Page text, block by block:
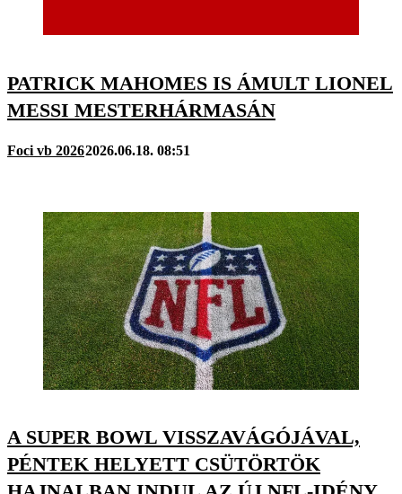
PATRICK MAHOMES IS ÁMULT LIONEL
MESSI MESTERHÁRMASÁN
Foci vb 20262026.06.18. 08:51
A SUPER BOWL VISSZAVÁGÓJÁVAL,
PÉNTEK HELYETT CSÜTÖRTÖK